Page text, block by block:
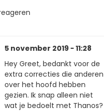
5 november 2019 - 11:28
Hey Greet, bedankt voor de
extra correcties die anderen
over het hoofd hebben
gezien. Ik snap alleen niet
wat je bedoelt met Thanos?